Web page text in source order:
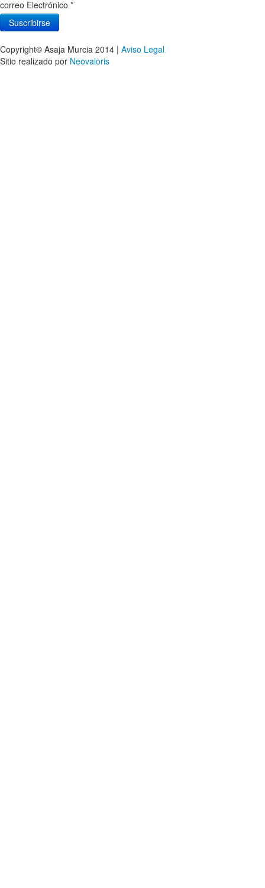
correo Electrónico *
Copyright© Asaja Murcia 2014 | Aviso Legal
Sitio realizado por Neovaloris